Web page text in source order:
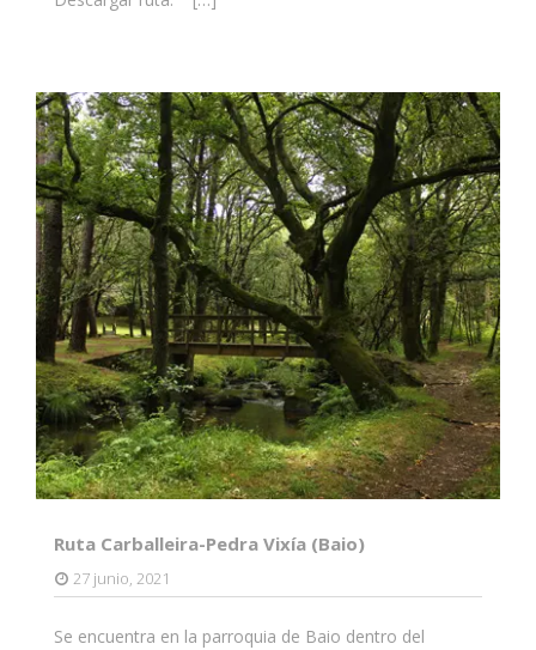
Ruta Carballeira-Pedra Vixía (Baio)
27 junio, 2021
Se encuentra en la parroquia de Baio dentro del